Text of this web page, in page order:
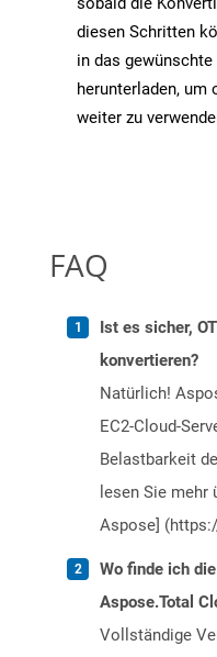
diesen Schritten
in das
herunterladen, um
weiter zu
FAQ
Ist es sicher,
konvertieren?
Natürlich!
EC2-Cloud-
Belastbarkeit
lesen Sie
Aspose]
Wo finde ich
Aspose.Total
Vollständige